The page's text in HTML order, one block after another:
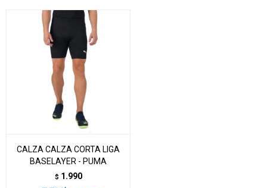
CALZA CALZA CORTA LIGA
BASELAYER - PUMA
$ 1.990